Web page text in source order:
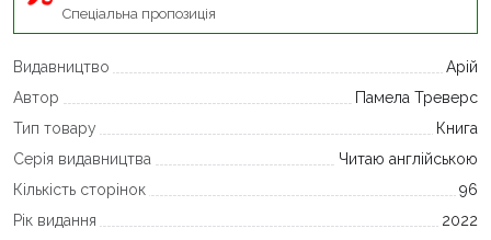
Спеціальна пропозиція
Видавництво
Арій
Автор
Памела Треверс
Тип товару
Книга
Серія видавництва
Читаю англійською
Кількість сторінок
96
Рік видання
2022